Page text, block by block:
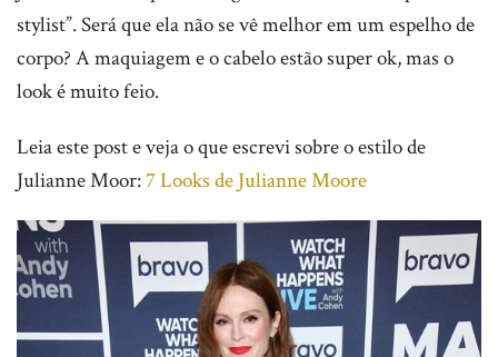
stylist”. Será que ela não se vê melhor em um espelho de
corpo? A maquiagem e o cabelo estão super ok, mas o
look é muito feio.
Leia este post e veja o que escrevi sobre o estilo de
Julianne Moor:7 Looks de Julianne Moore